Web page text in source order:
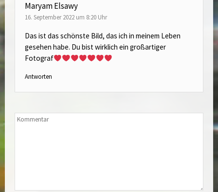
Maryam Elsawy
16. September 2022 um 8:20 Uhr
Das ist das schönste Bild, das ich in meinem Leben
gesehen habe. Du bist wirklich ein großartiger
Fotograf
Antworten